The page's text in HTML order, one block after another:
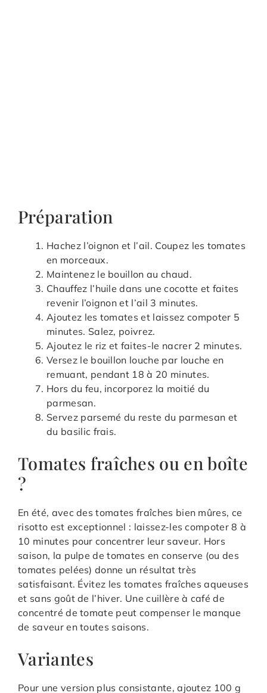
Préparation
Hachez l’oignon et l’ail. Coupez les tomates
en morceaux.
Maintenez le bouillon au chaud.
Chauffez l’huile dans une cocotte et faites
revenir l’oignon et l’ail 3 minutes.
Ajoutez les tomates et laissez compoter 5
minutes. Salez, poivrez.
Ajoutez le riz et faites-le nacrer 2 minutes.
Versez le bouillon louche par louche en
remuant, pendant 18 à 20 minutes.
Hors du feu, incorporez la moitié du
parmesan.
Servez parsemé du reste du parmesan et
du basilic frais.
Tomates fraîches ou en boîte
?
En été, avec des tomates fraîches bien mûres, ce
risotto est exceptionnel : laissez-les compoter 8 à
10 minutes pour concentrer leur saveur. Hors
saison, la pulpe de tomates en conserve (ou des
tomates pelées) donne un résultat très
satisfaisant. Évitez les tomates fraîches aqueuses
et sans goût de l’hiver. Une cuillère à café de
concentré de tomate peut compenser le manque
de saveur en toutes saisons.
Variantes
Pour une version plus consistante, ajoutez 100 g